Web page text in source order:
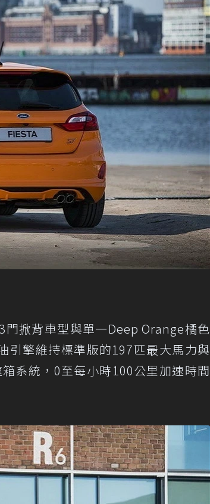
掀背車型與單一Deep Orange橘色
引擎維持標準版的197匹最大馬力與
系統，0至每小時100公里加速時間